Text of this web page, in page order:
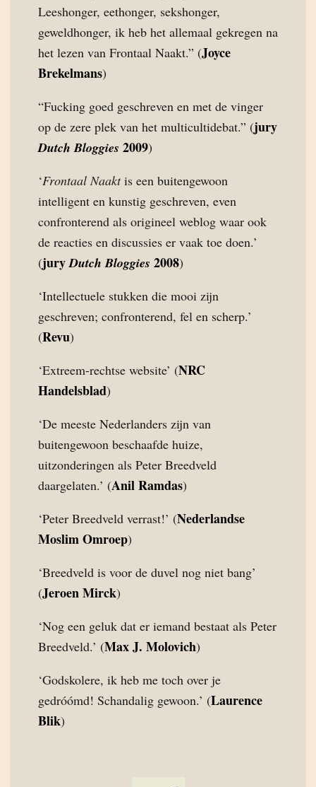
Leeshonger, eethonger, sekshonger,
geweldhonger, ik heb het allemaal gekregen na
het lezen van Frontaal Naakt.” (Joyce
Brekelmans)
“Fucking goed geschreven en met de vinger
op de zere plek van het multicultidebat.” (jury
Dutch Bloggies 2009)
‘Frontaal Naaktis een buitengewoon
intelligent en kunstig geschreven, even
confronterend als origineel weblog waar ook
de reacties en discussies er vaak toe doen.’
(juryDutch Bloggies 2008)
‘Intellectuele stukken die mooi zijn
geschreven; confronterend, fel en scherp.’
(Revu)
‘Extreem-rechtse website’ (NRC
Handelsblad)
‘De meeste Nederlanders zijn van
buitengewoon beschaafde huize,
uitzonderingen als Peter Breedveld
daargelaten.’ (Anil Ramdas)
‘Peter Breedveld verrast!’ (Nederlandse
Moslim Omroep)
‘Breedveld is voor de duvel nog niet bang’
(Jeroen Mirck)
‘Nog een geluk dat er iemand bestaat als Peter
Breedveld.’ (Max J. Molovich)
‘Godskolere, ik heb me toch over je
gedróómd! Schandalig gewoon.’ (Laurence
Blik)